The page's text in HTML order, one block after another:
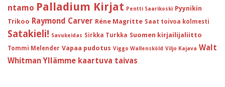
ntamo Palladium Kirjat Pentti Saarikoski Pyynikin
Trikoo Raymond Carver Réne Magritte Saat toivoa kolmesti
Satakieli! Savukeidas Sirkka Turkka Suomen kirjailijaliitto
Tommi Melender Vapaa pudotus Viggo Wallensköld Viljo Kajava Walt
Whitman Yllämme kaartuva taivas